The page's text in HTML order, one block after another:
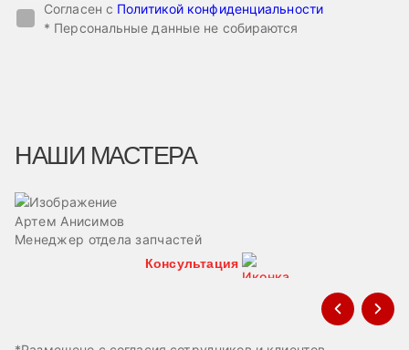
Согласен с Политикой конфиденциальности
* Персональные данные не собираются
НАШИ МАСТЕРА
Артем Анисимов
Менеджер отдела запчастей
Консультация